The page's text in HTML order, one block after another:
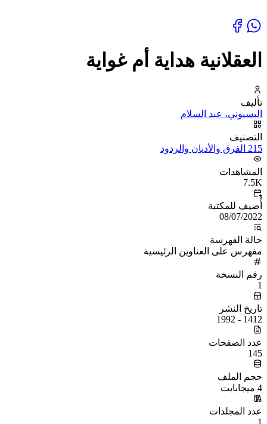
العقلانية هداية أم غواية
تأليف
البسيوني، عبد السلام
التصنيف
215 الفرق والأديان والردود
المشاهدات
7.5K
أُضيف للمكتبة
08/07/2022
حالة الفهرسة
مفهرس على العناوين الرئيسية
رقم النسخة
1
تاريخ النشر
1412 - 1992
عدد الصفحات
145
حجم الملف
4 ميجابايت
عدد المجلدات
1